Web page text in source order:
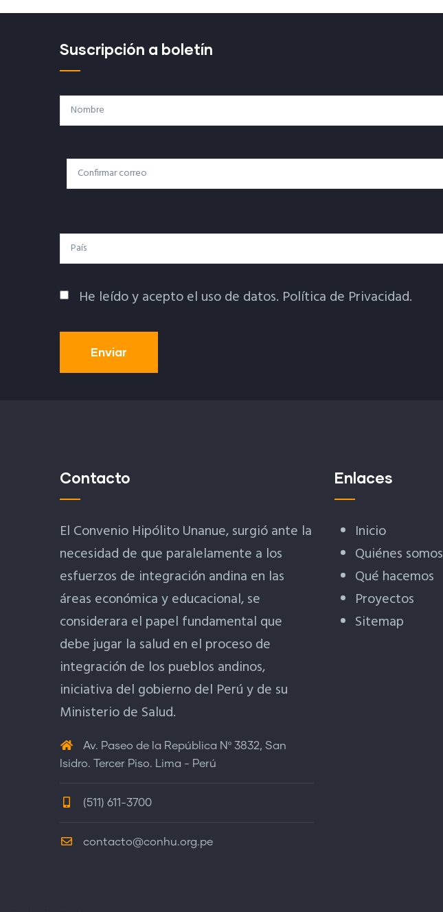
Suscripción a boletín
Nombre
Correo
Electrónico
Correo Electrónico
País
Política De Privacidad
He leído y acepto el uso de datos. Política de Privacidad.
Contacto
El Convenio Hipólito Unanue, surgió ante la
necesidad de que paralelamente a los
esfuerzos de integración andina en las
áreas económica y educacional, se
considerara el papel fundamental que
debe jugar la salud en el proceso de
integración de los pueblos andinos,
iniciativa del gobierno del Perú y de su
Ministerio de Salud.
Av. Paseo de la República Nº 3832, San
Isidro. Tercer Piso. Lima - Perú
(511) 611-3700
contacto@conhu.org.pe
Enlaces
Inicio
Quiénes somos
Qué hacemos
Proyectos
Sitemap